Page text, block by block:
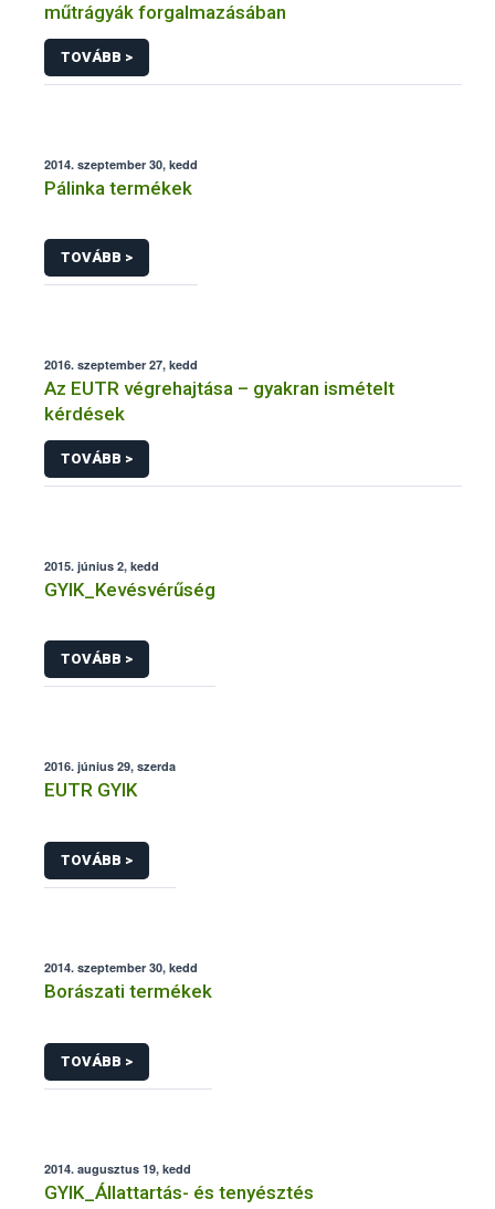
műtrágyák forgalmazásában
TOVÁBB >
2014. szeptember 30, kedd
Pálinka termékek
TOVÁBB >
2016. szeptember 27, kedd
Az EUTR végrehajtása – gyakran ismételt
kérdések
TOVÁBB >
2015. június 2, kedd
GYIK_Kevésvérűség
TOVÁBB >
2016. június 29, szerda
EUTR GYIK
TOVÁBB >
2014. szeptember 30, kedd
Borászati termékek
TOVÁBB >
2014. augusztus 19, kedd
GYIK_Állattartás- és tenyésztés